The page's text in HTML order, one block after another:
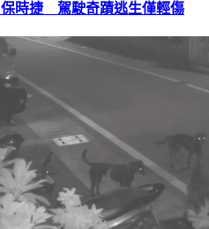
保時捷 駕駛奇蹟逃生僅輕傷